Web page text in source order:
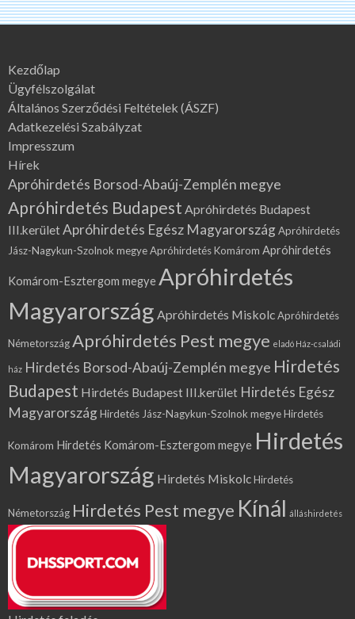
Kezdőlap
Ügyfélszolgálat
Általános Szerződési Feltételek (ÁSZF)
Adatkezelési Szabályzat
Impresszum
Hírek
Apróhirdetés Borsod-Abaúj-Zemplén megye
Apróhirdetés Budapest Apróhirdetés Budapest
III.kerületApróhirdetés Egész MagyarországApróhirdetés
Jász-Nagykun-Szolnok megyeApróhirdetés Komárom Apróhirdetés
Komárom-Esztergom megyeApróhirdetés
Magyarország Apróhirdetés MiskolcApróhirdetés
NémetországApróhirdetés Pest megye eladó Ház-családi
ház Hirdetés Borsod-Abaúj-Zemplén megye Hirdetés
Budapest Hirdetés Budapest III.kerület Hirdetés Egész
MagyarországHirdetés Jász-Nagykun-Szolnok megyeHirdetés
Komárom Hirdetés Komárom-Esztergom megye Hirdetés
Magyarország Hirdetés MiskolcHirdetés
Németország Hirdetés Pest megye Kínál álláshirdetés